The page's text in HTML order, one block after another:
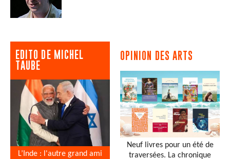
EDITO DE MICHEL
TAUBE
L’Inde : l'autre grand ami
OPINION DES ARTS
Neuf livres pour un été de
traversées. La chronique